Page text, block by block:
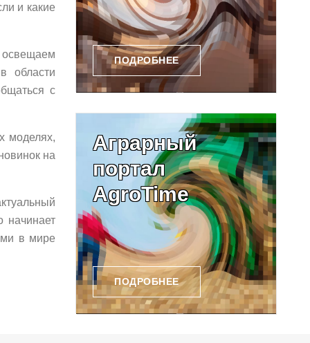
и какие
освещаем
области
с
моделях,
на
начинает
в мире
ПОДРОБНЕЕ
Аграрный
портал
AgroTime
ПОДРОБНЕЕ